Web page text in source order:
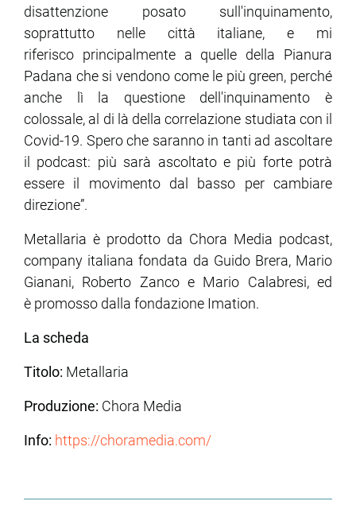
disattenzione posato sull'inquinamento,
soprattutto nelle città italiane, e mi
riferisco principalmente a quelle della Pianura
Padana che si vendono come le più green, perché
anche lì la questione dell'inquinamento è
colossale, al di là della correlazione studiata con il
Covid-19. Spero che saranno in tanti ad ascoltare
il podcast: più sarà ascoltato e più forte potrà
essere il movimento dal basso per cambiare
direzione”.
Metallaria è prodotto da Chora Media podcast,
company italiana fondata da Guido Brera, Mario
Gianani, Roberto Zanco e Mario Calabresi, ed
è promosso dalla fondazione Imation.
La scheda
Titolo: Metallaria
Produzione: Chora Media
Info: https://choramedia.com/